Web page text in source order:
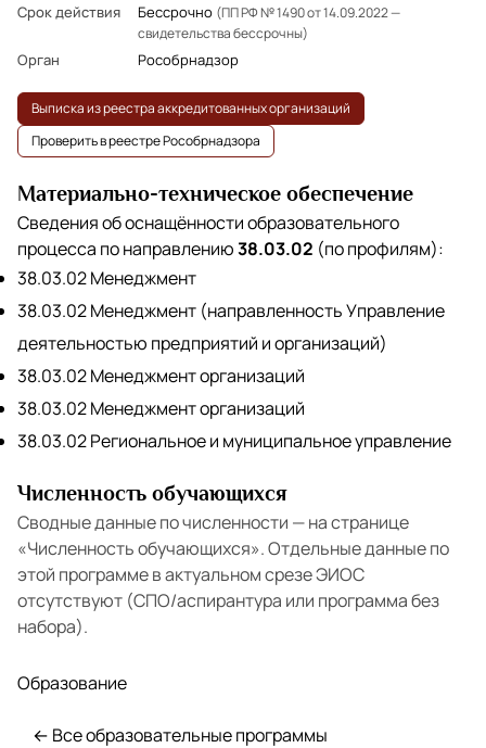
Срок действия
Бессрочно (ПП РФ № 1490 от 14.09.2022 —
свидетельства бессрочны)
Орган Рособрнадзор
Выписка из реестра аккредитованных организаций
Проверить в реестре Рособрнадзора
Материально-техническое обеспечение
Сведения об оснащённости образовательного
процесса по направлению38.03.02 (по профилям):
38.03.02 Менеджмент
38.03.02 Менеджмент (направленность Управление
деятельностью предприятий и организаций)
38.03.02 Менеджмент организаций
38.03.02 Менеджмент организаций
38.03.02 Региональное и муниципальное управление
Численность обучающихся
Сводные данные по численности — на странице
«Численность обучающихся». Отдельные данные по
этой программе в актуальном срезе ЭИОС
отсутствуют (СПО/аспирантура или программа без
набора).
Образование
← Все образовательные программы